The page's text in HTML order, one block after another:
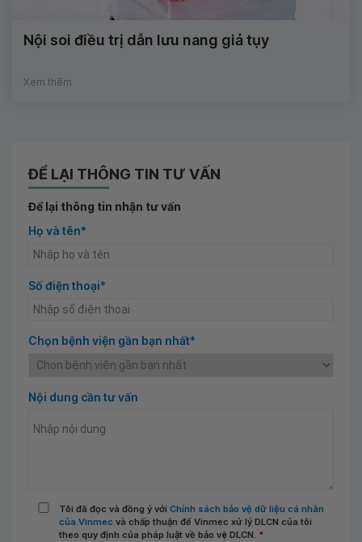
Nội soi điều trị dẫn lưu nang giả tụy
Xem thêm
ĐỂ LẠI THÔNG TIN TƯ VẤN
Để lại thông tin nhận tư vấn
Họ và tên*
Số điện thoại*
Chọn bệnh viện gần bạn nhất*
Nội dung cần tư vấn
Tôi đã đọc và đồng ý với Chính sách bảo vệ dữ liệu cá nhân
của Vinmec và chấp thuận để Vinmec xử lý DLCN của tôi
theo quy định của pháp luật về bảo vệ DLCN. *